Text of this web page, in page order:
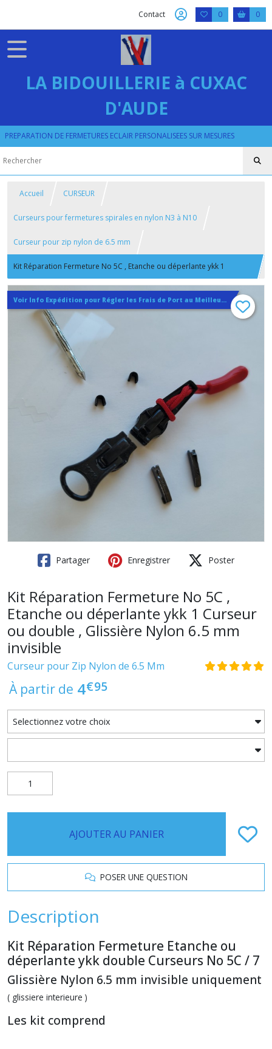
Contact 0 0
LA BIDOUILLERIE à CUXAC
D'AUDE
PREPARATION DE FERMETURES ECLAIR PERSONALISEES SUR MESURES
Accueil CURSEUR
Curseurs pour fermetures spirales en nylon N3 à N10
Curseur pour zip nylon de 6.5 mm
Kit Réparation Fermeture No 5C , Etanche ou déperlante ykk 1
Curseur ou double , Glissière Nylon 6.5 mm invisible
Voir Info Expédition pour Régler les Frais de Port au Meilleur Prix , En haut d'ecran à Droite
Partager Enregistrer Poster
Kit Réparation Fermeture No 5C ,
Etanche ou déperlante ykk 1 Curseur
ou double , Glissière Nylon 6.5 mm
invisible
Curseur pour Zip Nylon de 6.5 Mm
À partir de 4€95
AJOUTER AU PANIER
POSER UNE QUESTION
Description
Kit Réparation Fermeture Etanche ou
déperlante ykk double Curseurs No 5C / 7
Glissière Nylon 6.5 mm invisible uniquement
( glissiere interieure )
Les kit comprend